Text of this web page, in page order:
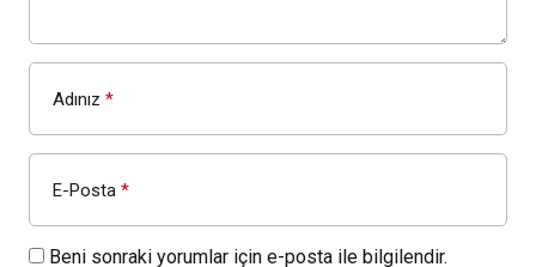
Adınız *
E-Posta *
Beni sonraki yorumlar için e-posta ile bilgilendir.